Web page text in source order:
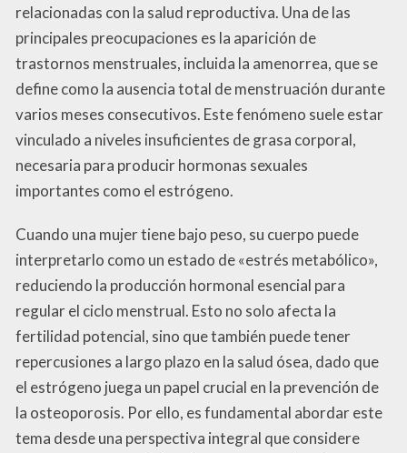
relacionadas con la salud reproductiva. Una de las
principales preocupaciones es la aparición de
trastornos menstruales, incluida la amenorrea, que se
define como la ausencia total de menstruación durante
varios meses consecutivos. Este fenómeno suele estar
vinculado a niveles insuficientes de grasa corporal,
necesaria para producir hormonas sexuales
importantes como el estrógeno.
Cuando una mujer tiene bajo peso, su cuerpo puede
interpretarlo como un estado de «estrés metabólico»,
reduciendo la producción hormonal esencial para
regular el ciclo menstrual. Esto no solo afecta la
fertilidad potencial, sino que también puede tener
repercusiones a largo plazo en la salud ósea, dado que
el estrógeno juega un papel crucial en la prevención de
la osteoporosis. Por ello, es fundamental abordar este
tema desde una perspectiva integral que considere